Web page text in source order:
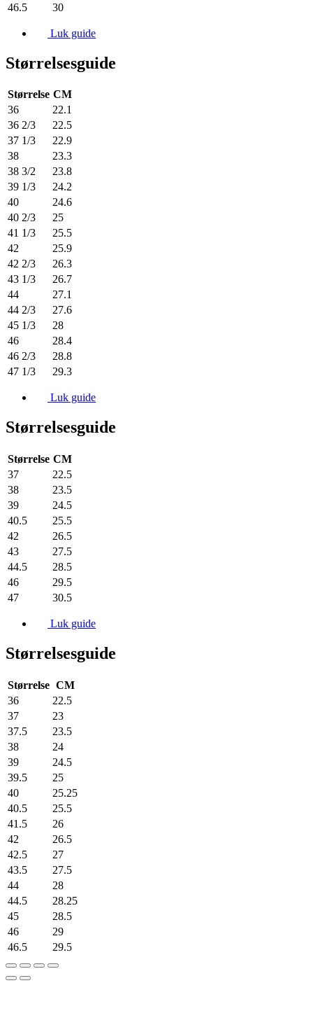
46.5
30
Luk guide
Størrelsesguide
Størrelse CM
36
22.1
36 2/3
22.5
37 1/3
22.9
38
23.3
38 3/2
23.8
39 1/3
24.2
40
24.6
40 2/3
25
41 1/3
25.5
42
25.9
42 2/3
26.3
43 1/3
26.7
44
27.1
44 2/3
27.6
45 1/3
28
46
28.4
46 2/3
28.8
47 1/3
29.3
Luk guide
Størrelsesguide
Størrelse CM
37
22.5
38
23.5
39
24.5
40.5
25.5
42
26.5
43
27.5
44.5
28.5
46
29.5
47
30.5
Luk guide
Størrelsesguide
Størrelse CM
36
22.5
37
23
37.5
23.5
38
24
39
24.5
39.5
25
40
25.25
40.5
25.5
41.5
26
42
26.5
42.5
27
43.5
27.5
44
28
44.5
28.25
45
28.5
46
29
46.5
29.5